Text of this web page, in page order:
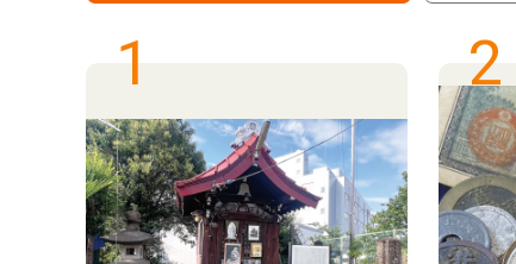
1 2